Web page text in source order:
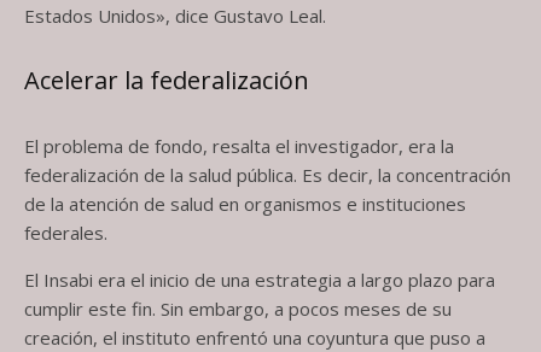
Estados Unidos», dice Gustavo Leal.
Acelerar la federalización
El problema de fondo, resalta el investigador, era la
federalización de la salud pública. Es decir, la concentración
de la atención de salud en organismos e instituciones
federales.
El Insabi era el inicio de una estrategia a largo plazo para
cumplir este fin. Sin embargo, a pocos meses de su
creación, el instituto enfrentó una coyuntura que puso a